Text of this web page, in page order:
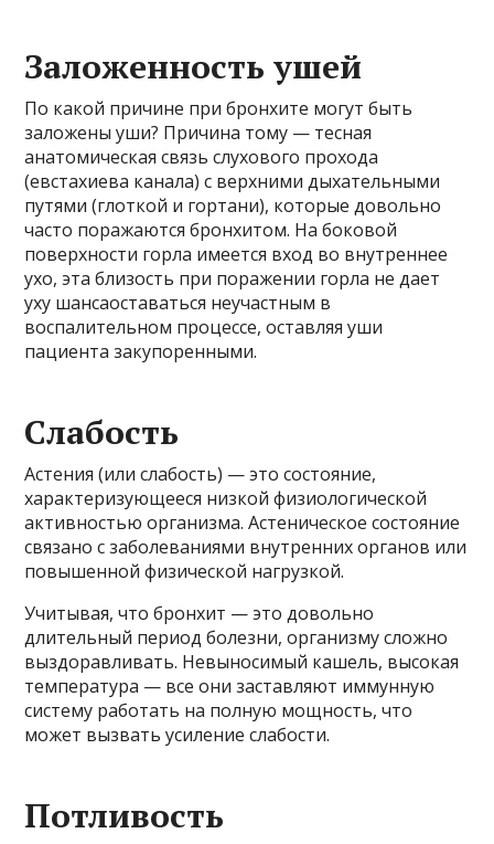
Заложенность ушей
По какой причине при бронхите могут быть
заложены уши? Причина тому — тесная
анатомическая связь слухового прохода
(евстахиева канала) с верхними дыхательными
путями (глоткой и гортани), которые довольно
часто поражаются бронхитом. На боковой
поверхности горла имеется вход во внутреннее
ухо, эта близость при поражении горла не дает
уху шансаоставаться неучастным в
воспалительном процессе, оставляя уши
пациента закупоренными.
Слабость
Астения (или слабость) — это состояние,
характеризующееся низкой физиологической
активностью организма. Астеническое состояние
связано с заболеваниями внутренних органов или
повышенной физической нагрузкой.
Учитывая, что бронхит — это довольно
длительный период болезни, организму сложно
выздоравливать. Невыносимый кашель, высокая
температура — все они заставляют иммунную
систему работать на полную мощность, что
может вызвать усиление слабости.
Потливость